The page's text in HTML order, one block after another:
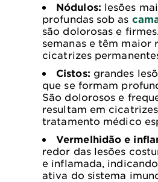
Nódulos: lesões
profundas sob as
são dolorosas e
semanas e têm maior
cicatrizes
Cistos: grandes
que se formam
São dolorosos e
resultam em
tratamento médico
Vermelhidão e
redor das lesões
e inflamada,
ativa do sistema